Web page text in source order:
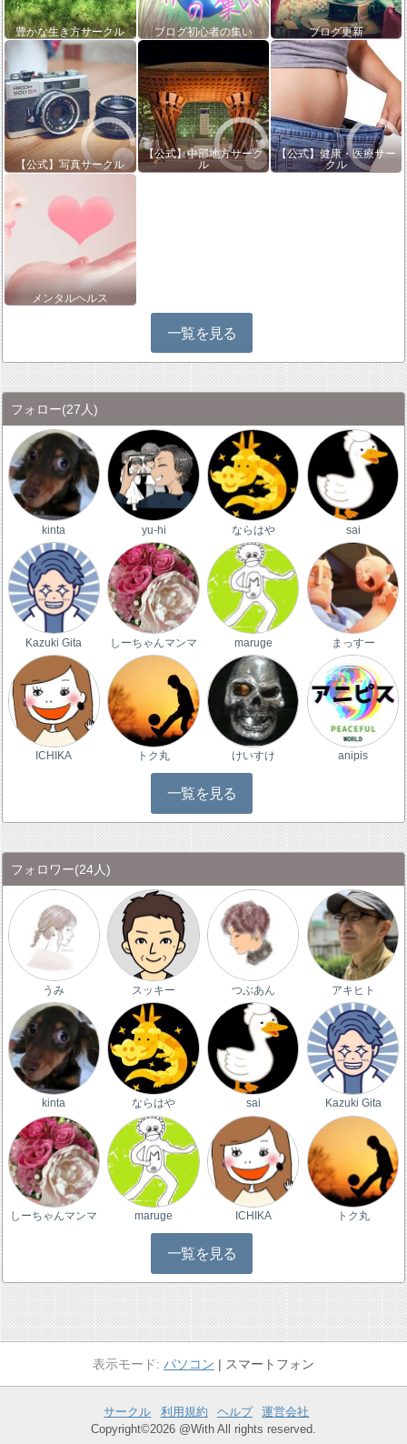
豊かな生き方サークル ブログ初心者の集い ブログ更新
【公式】写真サークル
【公式】中部地方サーク
ル
【公式】健康・医療サー
クル
メンタルヘルス
一覧を見る
フォロー(27人)
kinta yu-hi ならはや sai
Kazuki Gita しーちゃんマンマ maruge まっすー
ICHIKA トク丸 けいすけ anipis
一覧を見る
フォロワー(24人)
うみ スッキー つぶあん アキヒト
kinta ならはや sai Kazuki Gita
しーちゃんマンマ maruge ICHIKA トク丸
一覧を見る
パソコン スマートフォン
サークル 利用規約 ヘルプ
運営会社
Copyright©2026 @With All rights reserved.